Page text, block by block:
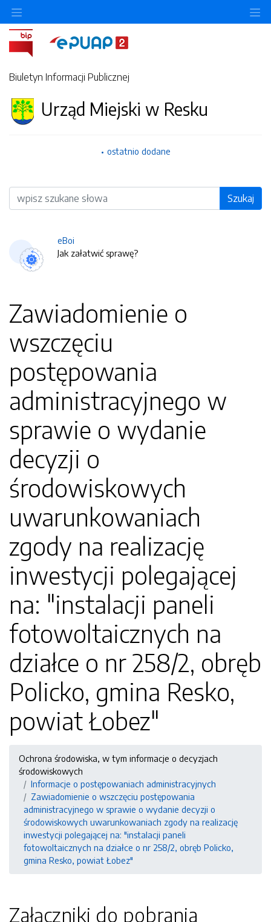
Biuletyn Informacji Publicznej
Urząd Miejski w Resku
ostatnio dodane
Wyszukiwarka Szukaj
eBoi
Jak załatwić sprawę?
Zawiadomienie o
wszczęciu
postępowania
administracyjnego w
sprawie o wydanie
decyzji o
środowiskowych
uwarunkowaniach
zgody na realizację
inwestycji polegającej
na: "instalacji paneli
fotowoltaicznych na
działce o nr 258/2, obręb
Policko, gmina Resko,
powiat Łobez"
Ochrona środowiska, w tym informacje o decyzjach
środowiskowych
Informacje o postępowaniach administracyjnych
Zawiadomienie o wszczęciu postępowania
administracyjnego w sprawie o wydanie decyzji o
środowiskowych uwarunkowaniach zgody na realizację
inwestycji polegającej na: "instalacji paneli
fotowoltaicznych na działce o nr 258/2, obręb Policko,
gmina Resko, powiat Łobez"
Załączniki do pobrania